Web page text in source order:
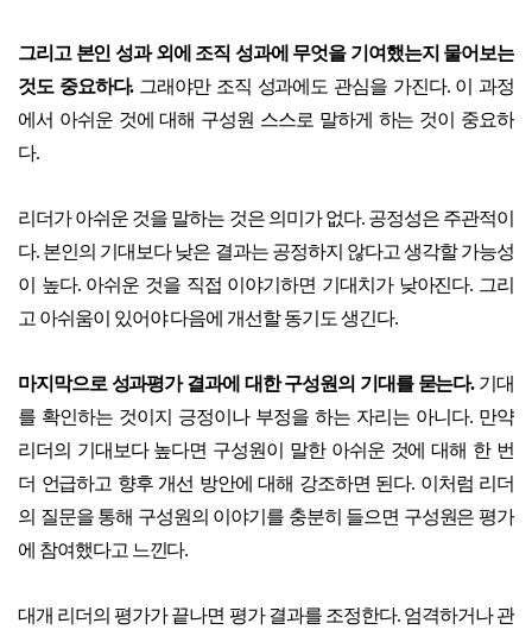
그리고 본인 성과 외에 조직 성과에 무엇을 기여했는지 물어보는
것도 중요하다. 그래야만 조직 성과에도 관심을 가진다. 이 과정
에서 아쉬운 것에 대해 구성원 스스로 말하게 하는 것이 중요하
다.
리더가 아쉬운 것을 말하는 것은 의미가 없다. 공정성은 주관적이
다. 본인의 기대보다 낮은 결과는 공정하지 않다고 생각할 가능성
이 높다. 아쉬운 것을 직접 이야기하면 기대치가 낮아진다. 그리
고 아쉬움이 있어야 다음에 개선할 동기도 생긴다.
마지막으로 성과평가 결과에 대한 구성원의 기대를 묻는다. 기대
를 확인하는 것이지 긍정이나 부정을 하는 자리는 아니다. 만약
리더의 기대보다 높다면 구성원이 말한 아쉬운 것에 대해 한 번
더 언급하고 향후 개선 방안에 대해 강조하면 된다. 이처럼 리더
의 질문을 통해 구성원의 이야기를 충분히 들으면 구성원은 평가
에 참여했다고 느낀다.
대개 리더의 평가가 끝나면 평가 결과를 조정한다. 엄격하거나 관